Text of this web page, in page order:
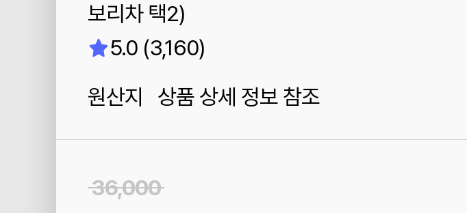
보리차 택2)
5.0 (3,160)
원산지 상품 상세 정보 참조
36,000